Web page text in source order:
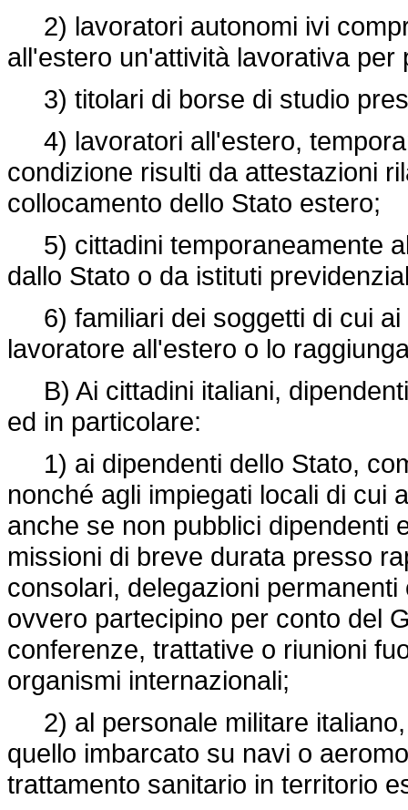
2) lavoratori autonomi ivi
all'estero un'attività lavorativa per
3) titolari di borse di studio
4) lavoratori all'estero,
condizione risulti da attestazioni
collocamento dello Stato estero;
5) cittadini temporaneamente
dallo Stato o da istituti
6) familiari dei soggetti di cui ai
lavoratore all'estero o lo
B) Ai cittadini italiani,
ed in particolare:
1) ai dipendenti dello Stato,
nonché agli impiegati locali di cui
anche se non pubblici dipendenti
missioni di breve durata presso
consolari, delegazioni
ovvero partecipino per conto del
conferenze, trattative o riunioni
organismi internazionali;
2) al personale militare
quello imbarcato su navi o
trattamento sanitario in territorio